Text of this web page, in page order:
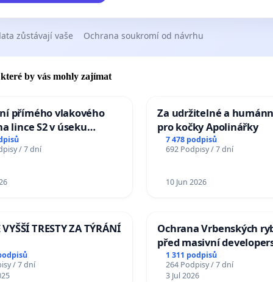
zůstávají vaše Ochrana soukromí od návrhu
by vás mohly zajímat
přímého vlakového
lince S2 v úseku
Bohumín – Karviná –
/ 7 dní
Za udržitelné a
pro kočky Apolinářky
7 478 podpisů
692 Podpisy / 7 dní
10 Jun 2026
TRESTY ZA TÝRÁNÍ
/ 7 dní
Ochrana Vrbenských
před masivní
zástavbou
1 311 podpisů
264 Podpisy / 7 dní
3 Jul 2026